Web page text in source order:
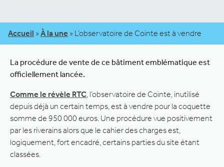
Accueil » À la une » L’observatoire de Cointe est à vendre
La procédure de vente de ce bâtiment emblématique est
officiellement lancée.
Comme le révèle RTC , l’observatoire de Cointe, inutilisé
depuis déjà un certain temps, est à vendre pour la coquette
somme de 950 000 euros. Une procédure vue positivement
par les riverains alors que le cahier des charges est,
logiquement, fort encadré, certains parties du site étant
classées.